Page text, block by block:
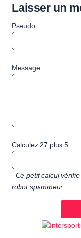
Laisser un
Pseudo :
Message :
Calculez 27 plus 5
Ce petit calcul
robot spammeur.